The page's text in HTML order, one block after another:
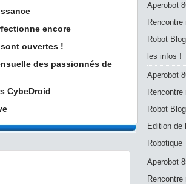
encore
ouvertes !
des passionnés de
CybeDroid
Aperobot
Rencontre
Robot Blog
les infos !
Aperobot
Rencontre
Robot Blog
Edition de
Robotique
Aperobot
Rencontre